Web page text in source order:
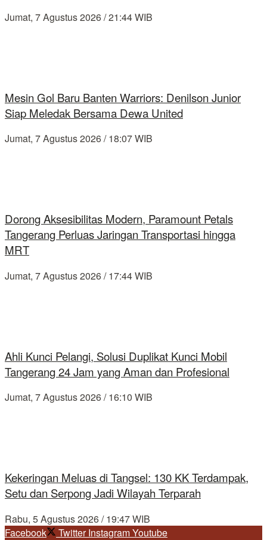
Jumat, 7 Agustus 2026 / 21:44 WIB
Mesin Gol Baru Banten Warriors: Denilson Junior
Siap Meledak Bersama Dewa United
Jumat, 7 Agustus 2026 / 18:07 WIB
Dorong Aksesibilitas Modern, Paramount Petals
Tangerang Perluas Jaringan Transportasi hingga
MRT
Jumat, 7 Agustus 2026 / 17:44 WIB
Ahli Kunci Pelangi, Solusi Duplikat Kunci Mobil
Tangerang 24 Jam yang Aman dan Profesional
Jumat, 7 Agustus 2026 / 16:10 WIB
Kekeringan Meluas di Tangsel: 130 KK Terdampak,
Setu dan Serpong Jadi Wilayah Terparah
Rabu, 5 Agustus 2026 / 19:47 WIB
Facebook
Twitter InstagramYoutube